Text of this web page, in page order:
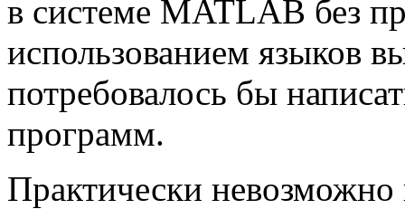
в системе MATLAB без
использованием языков
потребовалось бы
программ.
Практически